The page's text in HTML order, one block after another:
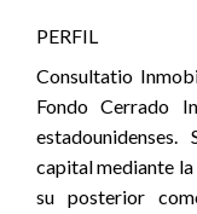
PERFIL
Consultatio
Fondo Cerrado
capital mediante
su posterior